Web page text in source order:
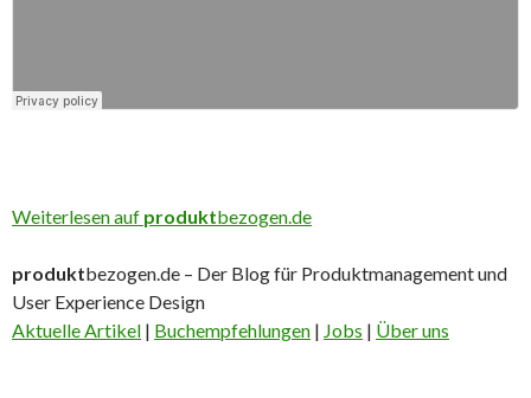
Weiterlesen auf produktbezogen.de
produktbezogen.de – Der Blog für Produktmanagement und
User Experience Design
Aktuelle Artikel | Buchempfehlungen | Jobs | Über uns